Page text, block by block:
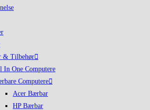
& Tilbehør
In One Computere
Computere
Acer Bærbar
HP Bærbar